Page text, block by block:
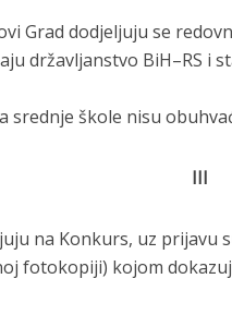
Grad dodjelјuju se
državlјanstvo BiH–RS
srednje škole nisu
III
na Konkurs, uz prijavu
fotokopiji) kojom